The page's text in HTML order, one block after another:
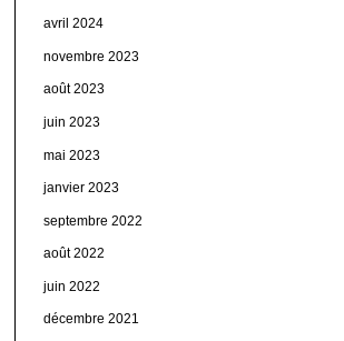
avril 2024
novembre 2023
août 2023
juin 2023
mai 2023
janvier 2023
septembre 2022
août 2022
juin 2022
décembre 2021